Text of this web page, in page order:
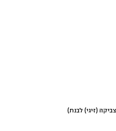
(זיגי) לבנת)